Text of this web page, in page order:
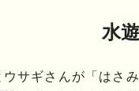
水
サギさんが「はさ